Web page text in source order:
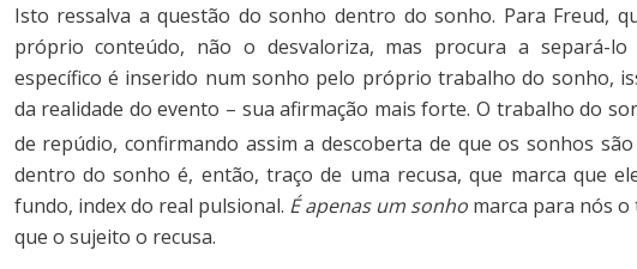
Isto ressalva a questão do sonho dentro do sonho. Para Freud,
próprio conteúdo, não o desvaloriza, mas procura a separá-lo
específico é inserido num sonho pelo próprio trabalho do sonho,
da realidade do evento – sua afirmação mais forte. O trabalho do
de repúdio, confirmando assim a descoberta de que os sonhos são
dentro do sonho é, então, traço de uma recusa, que marca que
fundo, index do real pulsional. É apenas um sonhomarca para nós o
que o sujeito o recusa.